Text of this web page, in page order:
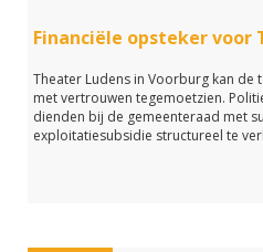
Financiële opsteker voor
Theater Ludens in Voorburg kan de
met vertrouwen tegemoetzien.
dienden bij de gemeenteraad met
exploitatiesubsidie structureel te